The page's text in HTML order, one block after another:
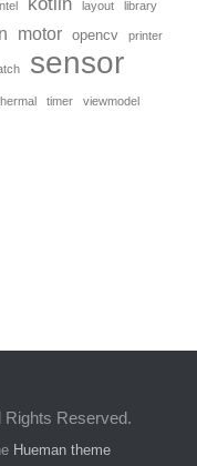
layout library
motor opencv printer
sensor
timer viewmodel
Reserved.
Hueman theme